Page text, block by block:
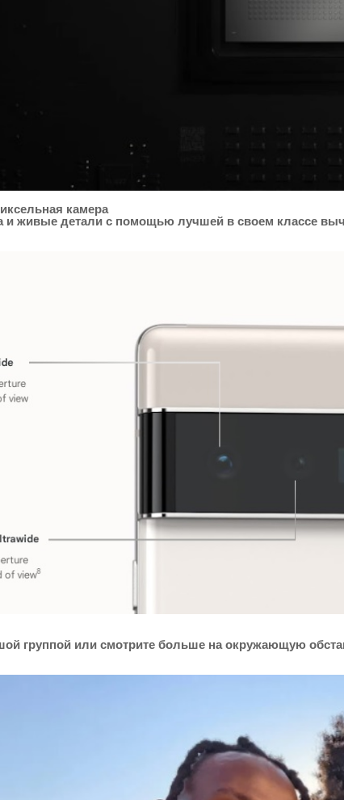
камера
и живые детали с помощью лучшей в своем классе
группой или смотрите больше на окружающую